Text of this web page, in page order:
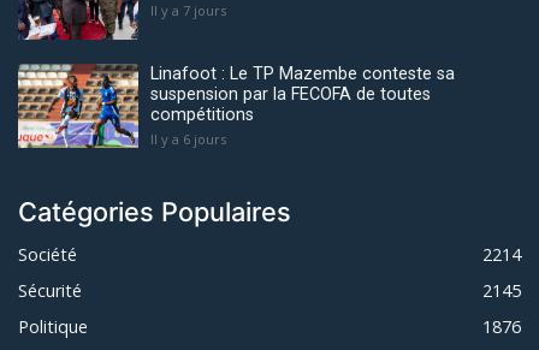
Il y a 7 jours
Linafoot : Le TP Mazembe conteste sa
suspension par la FECOFA de toutes
compétitions
Il y a 6 jours
Catégories Populaires
Société
2214
Sécurité
2145
Politique
1876